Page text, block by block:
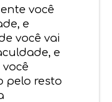
você
e
você vai
e
pelo resto